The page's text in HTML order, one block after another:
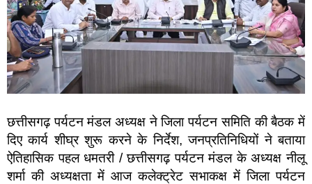
छत्तीसगढ़ पर्यटन मंडल अध्यक्ष ने जिला पर्यटन समिति की बैठक में
दिए कार्य शीघ्र शुरू करने के निर्देश, जनप्रतिनिधियों ने बताया
ऐतिहासिक पहल धमतरी / छत्तीसगढ़ पर्यटन मंडल के अध्यक्ष नीलू
शर्मा की अध्यक्षता में आज कलेक्ट्रेट सभाकक्ष में जिला पर्यटन